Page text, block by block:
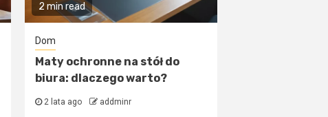
2 min read
Dom
Maty ochronne na stół do
biura: dlaczego warto?
2 lata ago addminr